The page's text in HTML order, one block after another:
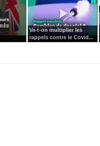
Va-t-on multiplier les
rappels contre le Covid...